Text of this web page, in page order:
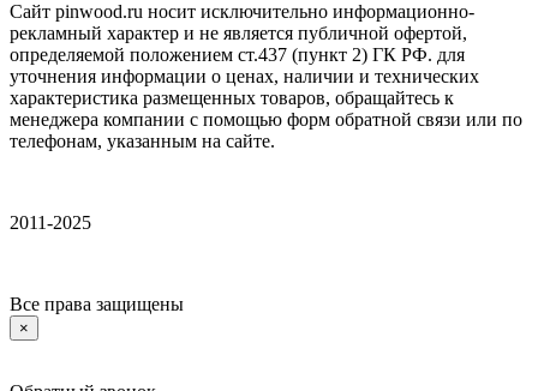
Сайт pinwood.ru носит исключительно информационно-
рекламный характер и не является публичной офертой,
определяемой положением ст.437 (пункт 2) ГК РФ. для
уточнения информации о ценах, наличии и технических
характеристика размещенных товаров, обращайтесь к
менеджера компании с помощью форм обратной связи или по
телефонам, указанным на сайте.
2011-2025
Все права защищены
×